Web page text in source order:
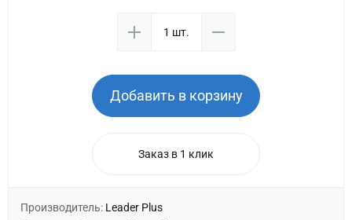
Добавить в корзину
Заказ в 1 клик
Производитель: Leader Plus